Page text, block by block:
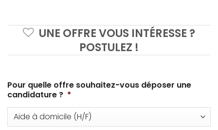
UNE OFFRE VOUS INTÉRESSE ?
POSTULEZ !
Pour quelle offre souhaitez-vous déposer une
candidature ? *